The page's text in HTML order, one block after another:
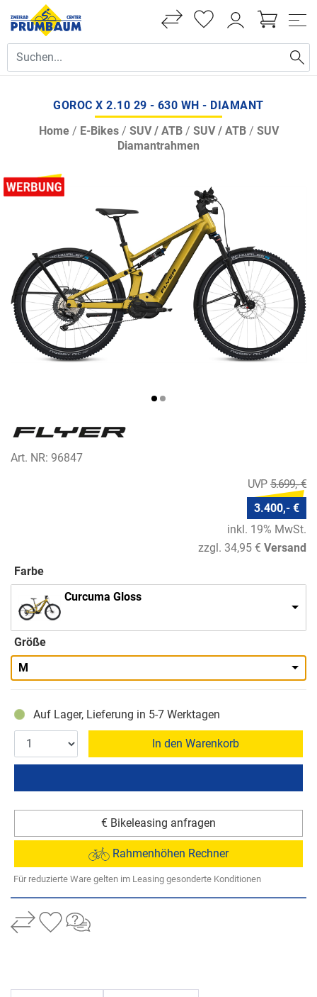
GOROC X 2.10 29 - 630 WH - DIAMANT
Home/ E-Bikes/ SUV / ATB/ SUV / ATB/ SUV
Diamantrahmen
Art. NR: 96847
5.699,- €
3.400,- €
inkl. 19% MwSt.
zzgl. 34,95 € Versand
Farbe
Curcuma Gloss
Größe
M
Auf Lager, Lieferung in 5-7 Werktagen
In den Warenkorb
€ Bikeleasing anfragen
Rahmenhöhen Rechner
Für reduzierte Ware gelten im Leasing gesonderte Konditionen